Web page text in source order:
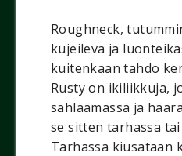
Roughneck,
kujeileva ja
kuitenkaan tahdo
Rusty on ikiliikkuja,
sähläämässä ja
se sitten tarhassa
Tarhassa kiusataan